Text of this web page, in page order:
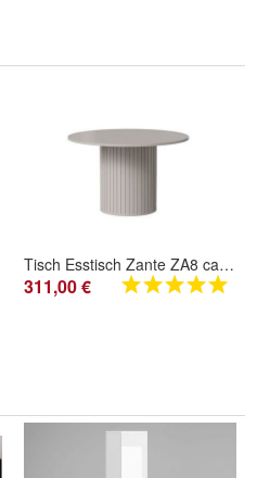
Tisch Esstisch Zante ZA8 cashmere
311,00 €